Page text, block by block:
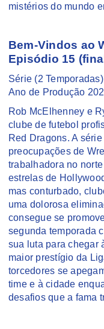
mistérios do mundo
Bem-Vindos ao
Episódio 15
Série (2
Ano de Produção
Rob McElhenney e
clube de futebol
Red Dragons. A
preocupações de
trabalhadora no
estrelas de
mas conturbado,
uma dolorosa
consegue se
segunda temporada
sua luta para chegar
maior prestígio da
torcedores se
time e à cidade
desafios que a fama